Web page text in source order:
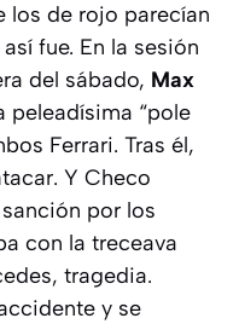
los de rojo parecían
fue. En la sesión
del sábado, Max
peleadísima “pole
Ferrari. Tras él,
Y Checo
por los
con la treceava
tragedia.
y se